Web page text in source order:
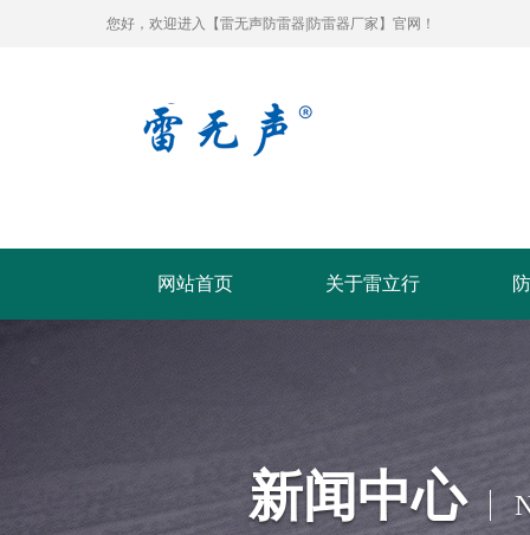
您好，欢迎进入【雷无声防雷器|防雷器厂家】官网！
网站首页 关于雷立行
新闻中心